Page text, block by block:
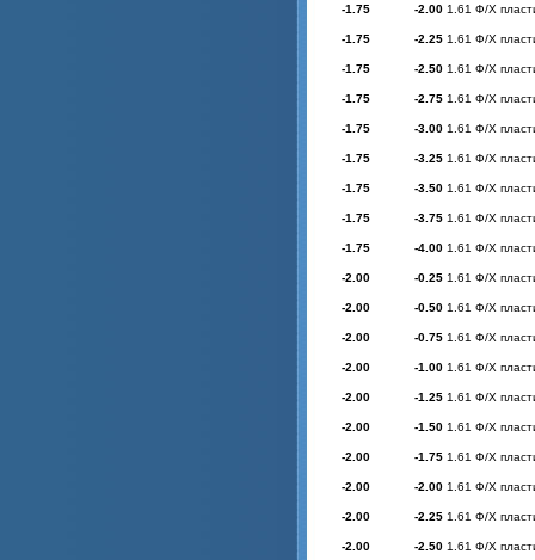
-1.75 -2.00 1.61 Ф/Х
-1.75 -2.25 1.61 Ф/Х
-1.75 -2.50 1.61 Ф/Х
-1.75 -2.75 1.61 Ф/Х
-1.75 -3.00 1.61 Ф/Х
-1.75 -3.25 1.61 Ф/Х
-1.75 -3.50 1.61 Ф/Х
-1.75 -3.75 1.61 Ф/Х
-1.75 -4.00 1.61 Ф/Х
-2.00 -0.25 1.61 Ф/Х
-2.00 -0.50 1.61 Ф/Х
-2.00 -0.75 1.61 Ф/Х
-2.00 -1.00 1.61 Ф/Х
-2.00 -1.25 1.61 Ф/Х
-2.00 -1.50 1.61 Ф/Х
-2.00 -1.75 1.61 Ф/Х
-2.00 -2.00 1.61 Ф/Х
-2.00 -2.25 1.61 Ф/Х
-2.00 -2.50 1.61 Ф/Х